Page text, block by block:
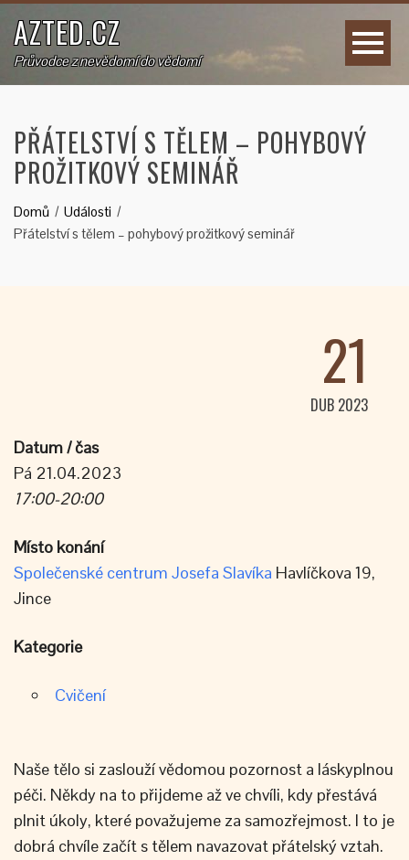
AZTED.CZ
Průvodce z nevědomí do vědomí
PŘÁTELSTVÍ S TĚLEM – POHYBOVÝ
PROŽITKOVÝ SEMINÁŘ
Domů
Události
Přátelství s tělem – pohybový prožitkový seminář
21
DUB 2023
Datum / čas
Pá 21.04.2023
17:00-20:00
Místo konání
Společenské centrum Josefa Slavíka Havlíčkova 19,
Jince
Kategorie
Cvičení
Naše tělo si zaslouží vědomou pozornost a láskyplnou
péči. Někdy na to přijdeme až ve chvíli, kdy přestává
plnit úkoly, které považujeme za samozřejmost. I to je
dobrá chvíle začít s tělem navazovat přátelský vztah.